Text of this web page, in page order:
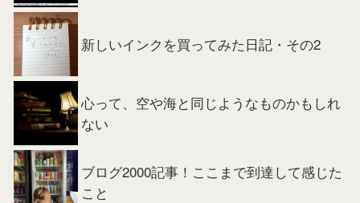
新しいインクを買ってみた日記・その2
心って、空や海と同じようなものかもしれ
ない
ブログ2000記事！ここまで到達して感じた
こと